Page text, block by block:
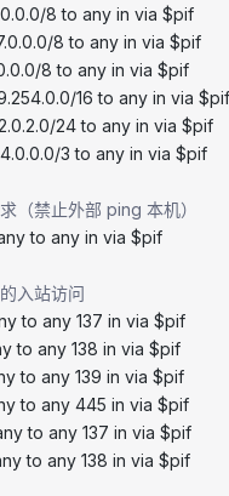
8 to any in via
8 to any in via
8 to any in via
16 to any in via
24 to any in via
3 to any in via
（禁止外部 ping 本机）
to any in via $pif
入站访问
to any 137 in via $pif
to any 138 in via $pif
to any 139 in via $pif
to any 445 in via $pif
to any 137 in via $pif
to any 138 in via $pif